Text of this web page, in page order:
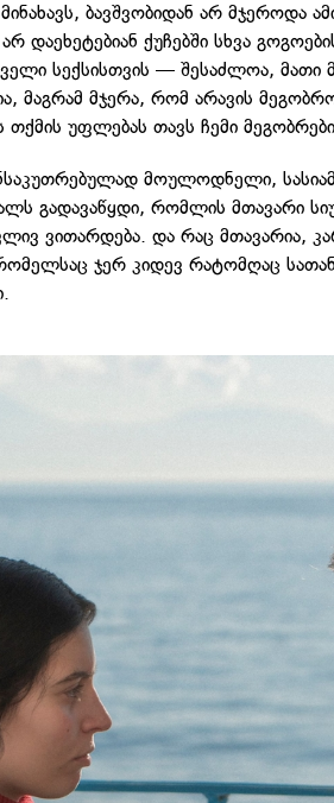
ბავშვობიდან არ მჯეროდა
დაეხეტებიან ქუჩებში სხვა
სექსისთვის — შესაძლოა, მათი
მაგრამ მჯერა, რომ არავის
თქმის უფლებას თავს ჩემი
მოულოდნელი,
გადავაწყდი, რომლის მთავარი
ვითარდება. და რაც მთავარია,
ჯერ კიდევ რატომღაც